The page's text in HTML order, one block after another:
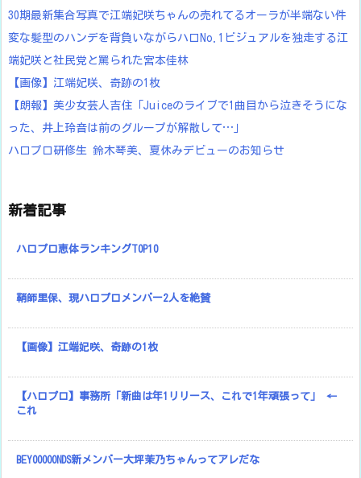
30期最新集合写真で江端妃咲ちゃんの売れてるオーラが半端ない件
変な髪型のハンデを背負いながらハロNo.1ビジュアルを独走する江
端妃咲と社民党と罵られた宮本佳林
【画像】江端妃咲、奇跡の1枚
【朗報】美少女芸人吉住「Juiceのライブで1曲目から泣きそうにな
った、井上玲音は前のグループが解散して…」
ハロプロ研修生 鈴木琴美、夏休みデビューのお知らせ
新着記事
ハロプロ恵体ランキングTOP10
鞘師里保、現ハロプロメンバー2人を絶賛
【画像】江端妃咲、奇跡の1枚
【ハロプロ】事務所「新曲は年1リリース、これで1年頑張って」 ←
これ
BEYOOOOONDS新メンバー大坪茉乃ちゃんってアレだな